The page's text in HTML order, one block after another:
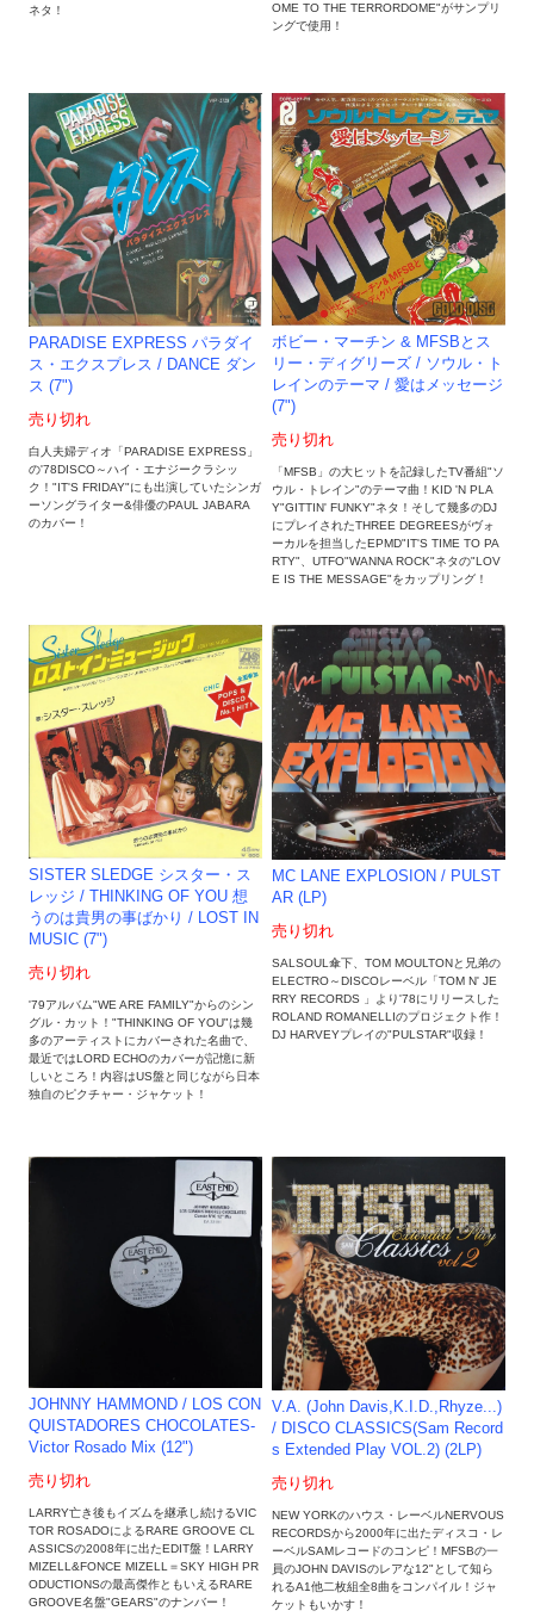
ネタ！
OME TO THE TERRORDOME"がサンプリ
ングで使用！
PARADISE EXPRESS パラダイ
ス・エクスプレス / DANCE ダン
ス (7")
売り切れ
白人夫婦ディオ「PARADISE EXPRESS」
の'78DISCO～ハイ・エナジークラシッ
ク！"IT'S FRIDAY"にも出演していたシンガ
ーソングライター&俳優のPAUL JABARA
のカバー！
ボビー・マーチン & MFSBとス
リー・ディグリーズ / ソウル・ト
レインのテーマ / 愛はメッセージ
(7")
売り切れ
「MFSB」の大ヒットを記録したTV番組"ソ
ウル・トレイン"のテーマ曲！KID 'N PLA
Y"GITTIN' FUNKY"ネタ！そして幾多のDJ
にプレイされたTHREE DEGREESがヴォ
ーカルを担当したEPMD"IT'S TIME TO PA
RTY"、UTFO"WANNA ROCK"ネタの"LOV
E IS THE MESSAGE"をカップリング！
SISTER SLEDGE シスター・ス
レッジ / THINKING OF YOU 想
うのは貴男の事ばかり / LOST IN
MUSIC (7")
売り切れ
'79アルバム"WE ARE FAMILY"からのシン
グル・カット！"THINKING OF YOU"は幾
多のアーティストにカバーされた名曲で、
最近ではLORD ECHOのカバーが記憶に新
しいところ！内容はUS盤と同じながら日本
独自のピクチャー・ジャケット！
MC LANE EXPLOSION / PULST
AR (LP)
売り切れ
SALSOUL傘下、TOM MOULTONと兄弟の
ELECTRO～DISCOレーベル「TOM N' JE
RRY RECORDS 」より'78にリリースした
ROLAND ROMANELLIのプロジェクト作！
DJ HARVEYプレイの"PULSTAR"収録！
JOHNNY HAMMOND / LOS CON
QUISTADORES CHOCOLATES-
Victor Rosado Mix (12")
売り切れ
LARRY亡き後もイズムを継承し続けるVIC
TOR ROSADOによるRARE GROOVE CL
ASSICSの2008年に出たEDIT盤！LARRY
MIZELL&FONCE MIZELL＝SKY HIGH PR
ODUCTIONSの最高傑作ともいえるRARE
GROOVE名盤"GEARS"のナンバー！
V.A. (John Davis,K.I.D.,Rhyze...)
/ DISCO CLASSICS(Sam Record
s Extended Play VOL.2) (2LP)
売り切れ
NEW YORKのハウス・レーベルNERVOUS
RECORDSから2000年に出たディスコ・レ
ーベルSAMレコードのコンピ！MFSBの一
員のJOHN DAVISのレアな12"として知ら
れるA1他二枚組全8曲をコンパイル！ジャ
ケットもいかす！